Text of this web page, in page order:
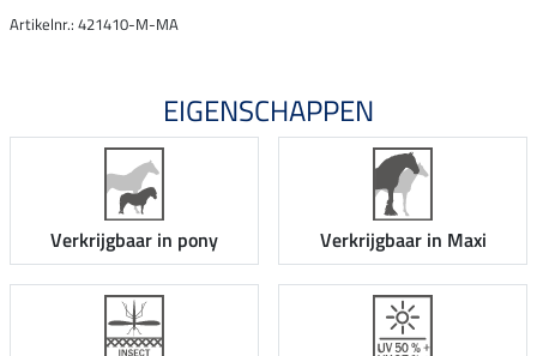
Artikelnr.: 421410-M-MA
EIGENSCHAPPEN
Verkrijgbaar in pony Verkrijgbaar in Maxi